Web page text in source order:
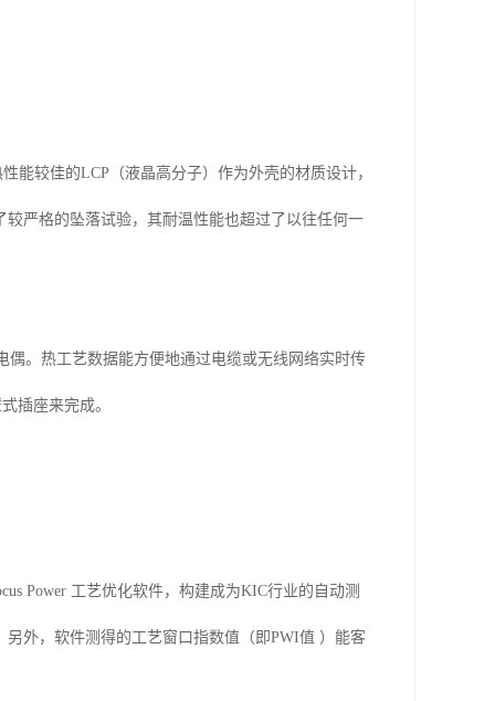
能较佳的LCP （液晶高分子）作为外壳的材质设计，
严格的坠落试验，其耐温性能也超过了以往任何一
偶。热工艺数据能方便地通过电缆或无线网络实时传
插座来完成。
Power 工艺优化软件，构建成为KIC行业的自动测
外，软件测得的工艺窗口指数值（即PWI值 ）能客